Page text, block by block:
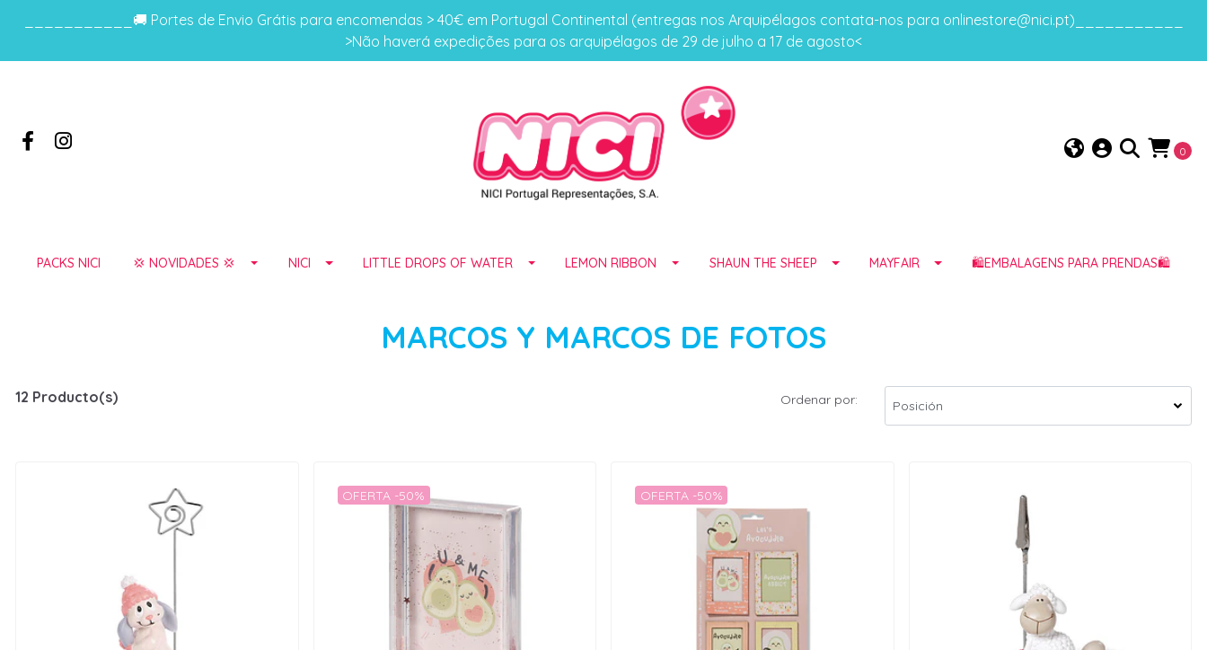
___________🚚 Portes de Envio Grátis para encomendas > 40€ em Portugal Continental (entregas nos Arquipélagos contata-nos para onlinestore@nici.pt)___________
>Não haverá expedições para os arquipélagos de 29 de julho a 17 de agosto<
0
PACKS NICI 💢 NOVIDADES 💢 NICI LITTLE DROPS OF WATER LEMON RIBBON SHAUN THE SHEEP MAYFAIR 🛍️EMBALAGENS PARA PRENDAS🛍️
MARCOS Y MARCOS DE FOTOS
12 Producto(s) Ordenar por:
OFERTA -50% OFERTA -50%